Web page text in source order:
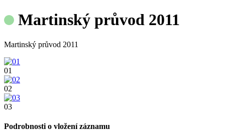
Martinský průvod 2011
Martinský průvod 2011
01
02
03
Podrobnosti o vložení záznamu